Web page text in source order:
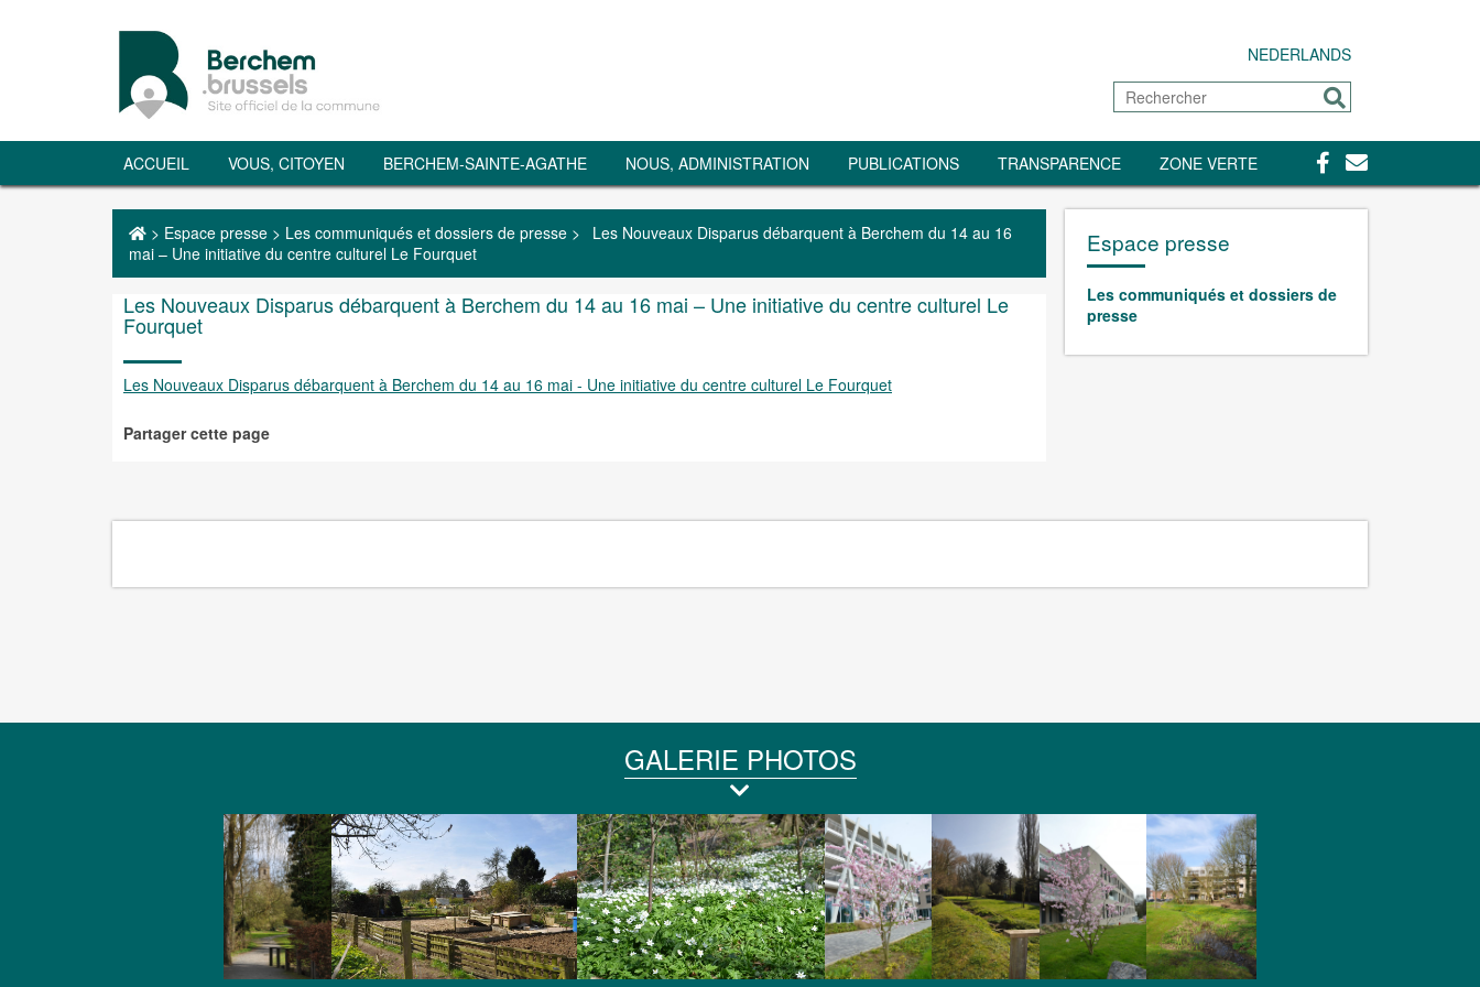
NEDERLANDS
Rechercher
Envoyer
ACCUEIL VOUS, CITOYEN BERCHEM-SAINTE-AGATHE NOUS, ADMINISTRATION PUBLICATIONS TRANSPARENCE ZONE VERTE Facebook
Contact
> Espace presse > Les communiqués et dossiers de presse >
Les Nouveaux Disparus débarquent à Berchem du 14 au 16
mai – Une initiative du centre culturel Le Fourquet
Les Nouveaux Disparus débarquent à Berchem du 14 au 16 mai – Une initiative du centre culturel Le
Fourquet
Les Nouveaux Disparus débarquent à Berchem du 14 au 16 mai - Une initiative du centre culturel Le Fourquet
Partager cette page
Espace presse
Les communiqués et dossiers de
presse
GALERIE PHOTOS